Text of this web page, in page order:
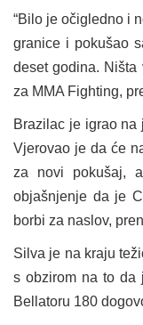
“Bilo je očigledno i
granice i pokušao
deset godina. Ništa
za MMA Fighting,
Brazilac je igrao na
Vjerovao je da će
za novi pokušaj,
objašnjenje da je
borbi za naslov,
Silva je na kraju
s obzirom na to da
Bellatoru 180